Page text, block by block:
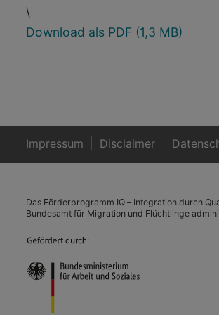
\
Download als PDF (1,3 MB)
Impressum Disclaimer
Das Förderprogramm IQ – Integration durch
Bundesamt für Migration und Flüchtlinge